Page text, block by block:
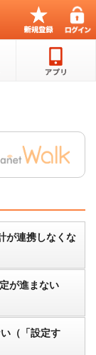
が連携しなくな
が進まない
（「設定す